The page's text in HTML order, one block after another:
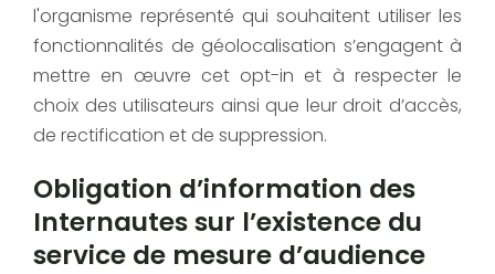
l'organisme représenté qui souhaitent utiliser les
fonctionnalités de géolocalisation s’engagent à
mettre en œuvre cet opt-in et à respecter le
choix des utilisateurs ainsi que leur droit d’accès,
de rectification et de suppression.
Obligation d’information des
Internautes sur l’existence du
service de mesure d’audience